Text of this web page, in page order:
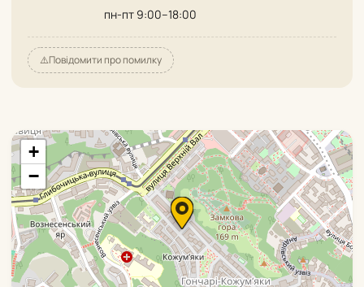
пн-пт 9:00–18:00
⚠️Повідомити про помилку
+
−